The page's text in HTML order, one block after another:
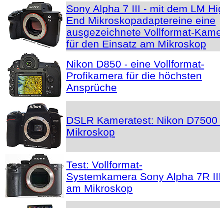
Sony Alpha 7 III - mit dem LM
End Mikroskopadaptereine eine
ausgezeichnete Vollformat-
für den Einsatz am Mikroskop
Nikon D850 - eine Vollformat-
Profikamera für die höchsten
Ansprüche
DSLR Kameratest: Nikon D7500
Mikroskop
Test: Vollformat-
Systemkamera Sony Alpha 7R
am Mikroskop